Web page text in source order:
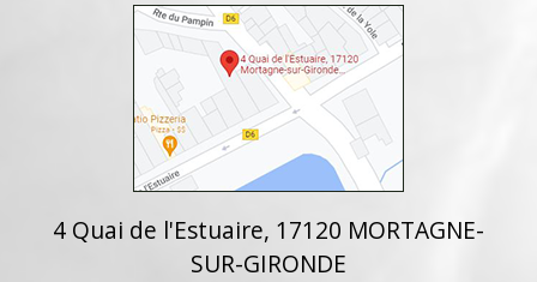
4 Quai de l'Estuaire, 17120 MORTAGNE-
SUR-GIRONDE